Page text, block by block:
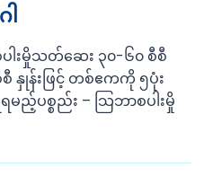
ါးမှိုသတ်ဆေး ၃၀-၆၀ စီစီ
န်းဖြင့် တစ်ဧကကို ၅ပုံး
ည့်ပစ္စည်း – သြဘာစပါးမှို